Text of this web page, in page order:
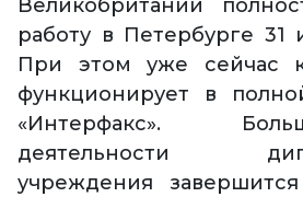
Великобритании
работу в Петербурге 31
При этом уже сейчас
функционирует в
«Интерфакс».
деятельности
учреждения